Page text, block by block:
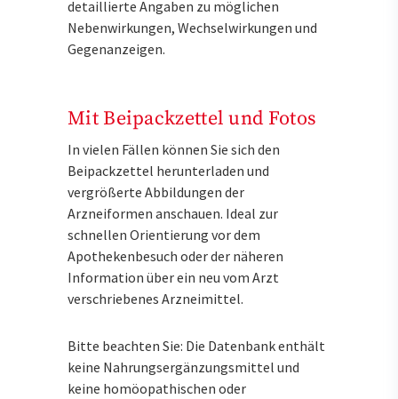
detaillierte Angaben zu möglichen
Nebenwirkungen, Wechselwirkungen und
Gegenanzeigen.
Mit Beipackzettel und Fotos
In vielen Fällen können Sie sich den
Beipackzettel herunterladen und
vergrößerte Abbildungen der
Arzneiformen anschauen. Ideal zur
schnellen Orientierung vor dem
Apothekenbesuch oder der näheren
Information über ein neu vom Arzt
verschriebenes Arzneimittel.
Bitte beachten Sie: Die Datenbank enthält
keine Nahrungsergänzungsmittel und
keine homöopathischen oder